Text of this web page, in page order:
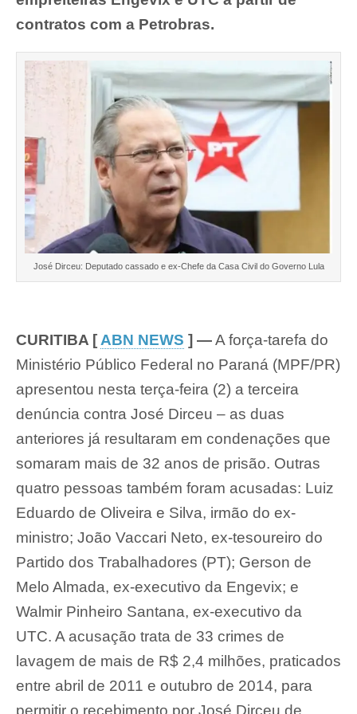
contratos com a Petrobras.
José Dirceu: Deputado cassado e ex-Chefe da Casa Civil do Governo Lula
CURITIBA [ ABN NEWS ] —A força-tarefa do
Ministério Público Federal no Paraná (MPF/PR)
apresentou nesta terça-feira (2) a terceira
denúncia contra José Dirceu – as duas
anteriores já resultaram em condenações que
somaram mais de 32 anos de prisão. Outras
quatro pessoas também foram acusadas: Luiz
Eduardo de Oliveira e Silva, irmão do ex-
ministro; João Vaccari Neto, ex-tesoureiro do
Partido dos Trabalhadores (PT); Gerson de
Melo Almada, ex-executivo da Engevix; e
Walmir Pinheiro Santana, ex-executivo da
UTC. A acusação trata de 33 crimes de
lavagem de mais de R$ 2,4 milhões, praticados
entre abril de 2011 e outubro de 2014, para
permitir o recebimento por José Dirceu de